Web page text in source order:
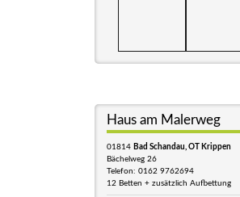
Haus am Malerweg
01814 Bad Schandau, OT Krippen
Bächelweg 26
Telefon: 0162 9762694
12 Betten + zusätzlich Aufbettung